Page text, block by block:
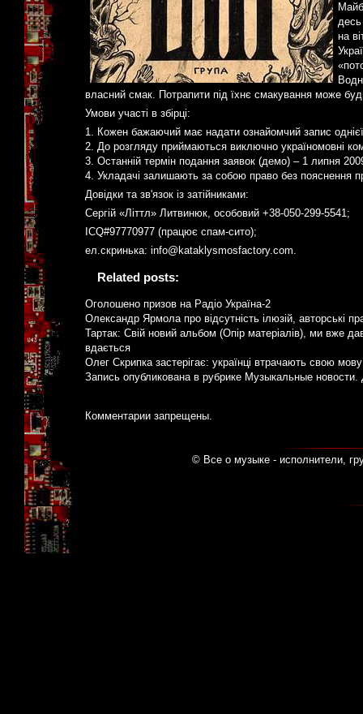
десь
на
власний смак. Потрапити під їхнє смакування може
Умови участі в збірці:
1. Кожен бажаючий має надати ознайомчий запис однієї
2. До розгляду приймаються виключно україномовні
3. Останній термін подання заявок (демо) – 1 липня
4. Укладачі залишають за собою право без пояснення
Довідки та зв'язок із затійниками:
Сергій «Літтл» Литвинюк, особовий +38-050-299-5541;
ICQ#97770977 (працює спам-сито);
ел.скринька: info@kataklysmosfactory.com.
Related posts:
Оголошено призов на Радіо Україна-2
Олександр Ярмола про відсутність ілюзій, авторські
Тартак: Свій новий альбом (Опір матеріалів), ми вже
вдається
Олег Скрипка застерігає: українці втрачають свою
Запись опубликована в рубрике Музыкальные новости.
Комментарии запрещены.
© Все о музыке - исполнители,